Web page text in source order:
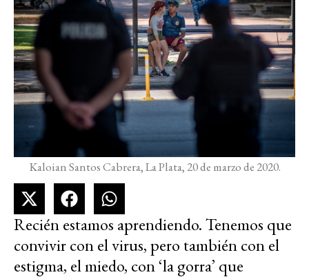
Kaloian Santos Cabrera, La Plata, 20 de marzo de 2020.
Recién estamos aprendiendo. Tenemos que
convivir con el virus, pero también con el
estigma, el miedo, con ‘la gorra’ que